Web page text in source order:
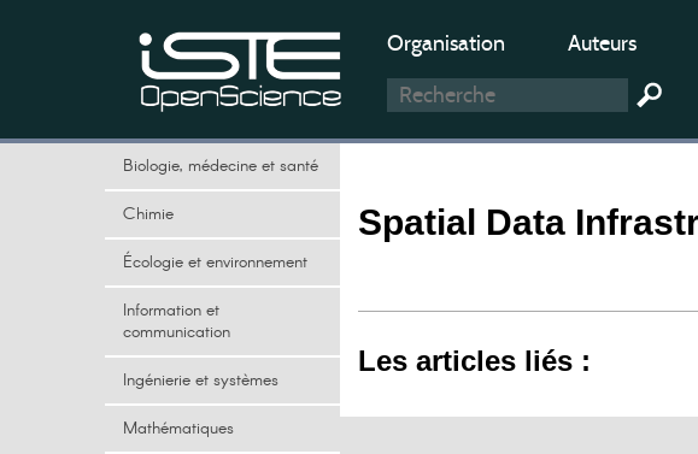
Organisation Auteurs
Biologie, médecine et santé
Chimie
Écologie et environnement
Information et
communication
Ingénierie et systèmes
Mathématiques
Spatial Data
Les articles liés :